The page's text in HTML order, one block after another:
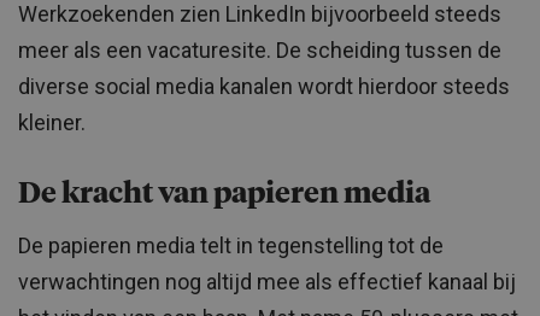
Werkzoekenden zien LinkedIn bijvoorbeeld steeds
meer als een vacaturesite. De scheiding tussen de
diverse social media kanalen wordt hierdoor steeds
kleiner.
De kracht van papieren media
De papieren media telt in tegenstelling tot de
verwachtingen nog altijd mee als effectief kanaal bij